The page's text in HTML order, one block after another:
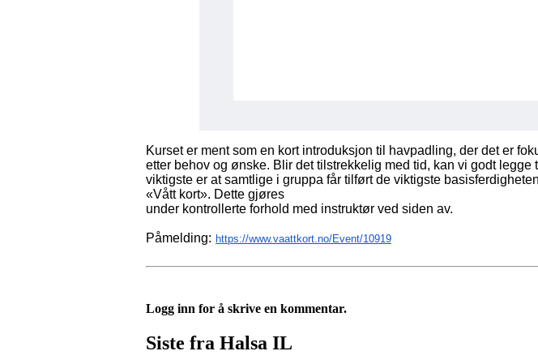
Kurset er ment som en kort introduksjon til havpadling, der det er
etter behov og ønske. Blir det tilstrekkelig med tid, kan vi godt
viktigste er at samtlige i gruppa får tilført de viktigste
«Vått kort». Dette gjøres
under kontrollerte forhold med instruktør ved siden av.
Påmelding: https://www.vaattkort.no/Event/10919
Logg inn for å skrive en kommentar.
Siste fra Halsa IL